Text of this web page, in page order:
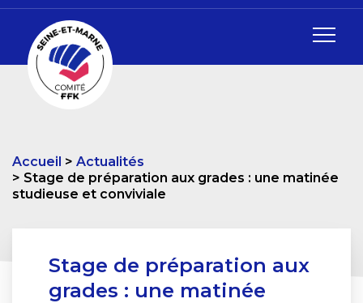
Accueil
Actualités
Stage de préparation aux grades : une matinée
studieuse et conviviale
Stage de préparation aux
grades : une matinée